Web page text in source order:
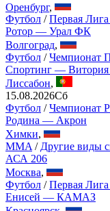
Оренбург,
Футбол /Первая
Ротор — Урал ФК
Волгоград,
Футбол /Чемпионат
Спортинг —
Лиссабон,
15.08.2026Сб
Футбол /Чемпионат
Родина — Акрон
Химки,
MMA / Другие виды
АСА 206
Москва,
Футбол /Первая
Енисей — КАМАЗ